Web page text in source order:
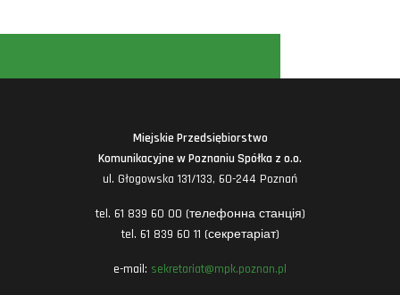
Miejskie Przedsiębiorstwo
Komunikacyjne w Poznaniu Spółka z o.o.
ul. Głogowska 131/133, 60-244 Poznań
tel. 61 839 60 00 (телефонна станція)
tel. 61 839 60 11 (секретаріат)
e-mail: sekretariat@mpk.poznan.pl